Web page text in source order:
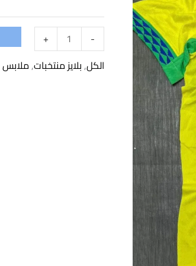
-
البرازيل
-
+
الكل,بلايز منتخبات,ملابس